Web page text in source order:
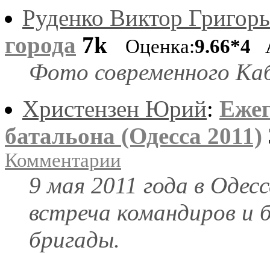
Руденко Виктор
города 7k Оценка:9.66*4
Фото современного
Христензен Юрий:
батальона (Одесса 2011)
Комментарии
9 мая 2011 года в
встреча командиров и
бригады.